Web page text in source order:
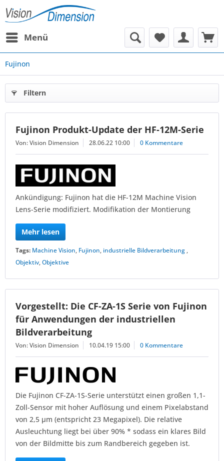
Menü
Fujinon
Filtern
Fujinon Produkt-Update der HF-12M-Serie
Von: Vision Dimension 28.06.22 10:00 0 Kommentare
Ankündigung: Fujinon hat die HF-12M Machine Vision
Lens-Serie modifiziert. Modifikation der Montierung
Mehr lesen
Tags: Machine Vision, Fujinon, industrielle Bildverarbeitung ,
Objektiv,Objektive
Vorgestellt: Die CF-ZA-1S Serie von Fujinon
für Anwendungen der industriellen
Bildverarbeitung
Von: Vision Dimension 10.04.19 15:00 0 Kommentare
Die Fujinon CF-ZA-1S-Serie unterstützt einen großen 1,1-
Zoll-Sensor mit hoher Auflösung und einem Pixelabstand
von 2,5 µm (entspricht 23 Megapixel). Die relative
Ausleuchtung liegt bei über 90% * sodass ein klares Bild
von der Bildmitte bis zum Randbereich gegeben ist.